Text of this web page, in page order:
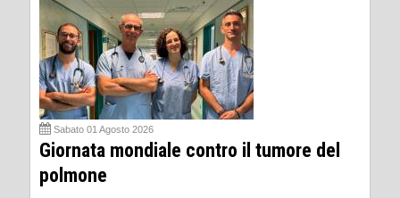
Sabato 01 Agosto 2026
Giornata mondiale contro il tumore del
polmone